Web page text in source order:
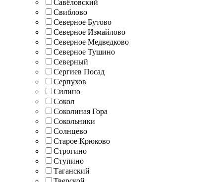
Савёловский
Свиблово
Северное Бутово
Северное Измайлово
Северное Медведково
Северное Тушино
Северный
Сергиев Посад
Серпухов
Силино
Сокол
Соколиная Гора
Сокольники
Солнцево
Старое Крюково
Строгино
Ступино
Таганский